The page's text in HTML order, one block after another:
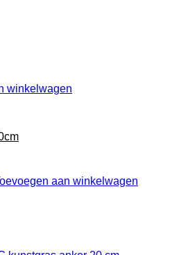
winkelwagen
aan winkelwagen